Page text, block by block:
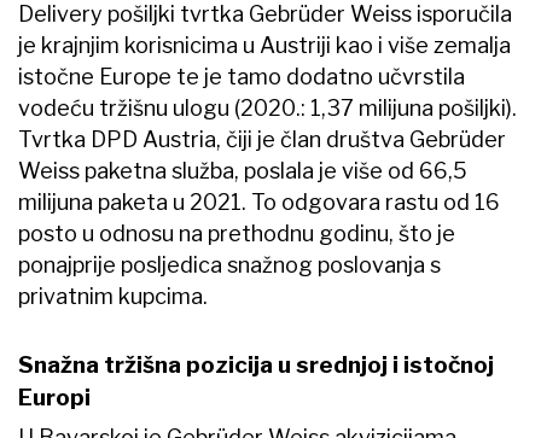
Delivery pošiljki tvrtka Gebrüder Weiss isporučila
je krajnjim korisnicima u Austriji kao i više zemalja
istočne Europe te je tamo dodatno učvrstila
vodeću tržišnu ulogu (2020.: 1,37 milijuna pošiljki).
Tvrtka DPD Austria, čiji je član društva Gebrüder
Weiss paketna služba, poslala je više od 66,5
milijuna paketa u 2021. To odgovara rastu od 16
posto u odnosu na prethodnu godinu, što je
ponajprije posljedica snažnog poslovanja s
privatnim kupcima.
Snažna tržišna pozicija u srednjoj i istočnoj
Europi